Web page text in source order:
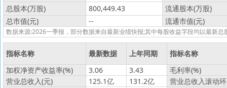
总股本(万股)
800,449.43
流通股本(万股)
总市值(元)
-- 流通市值(元)
数据来源:2026一季报，部分数据来自最新业绩快报;其中每股收益字段均以最新
指标名称 最新数据 上年同期
指标名称
加权净资产收益率(%)
3.06 3.43
毛利率(%)
营业总收入(元)
125.1亿 131.2亿
营业总收入滚动